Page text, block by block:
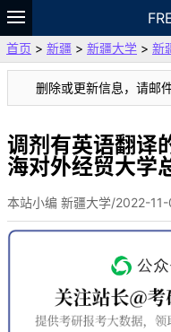
题库
故事 专题
VIP
资料
首页 > 新疆 > 新疆大学 > 新
删除或更新信息，请邮
调剂有英语翻译
海对外经贸大学
本站小编 新疆大学/2022-